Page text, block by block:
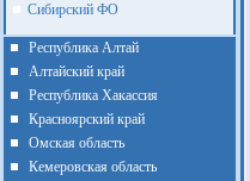
Сибирский ФО
Республика Алтай
Алтайcкий край
Республика Хакассия
Красноярский край
Омская область
Кемеровская область